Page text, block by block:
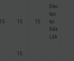
15 15 15
Đào
tạo
tại
Đắk
Lắk
15